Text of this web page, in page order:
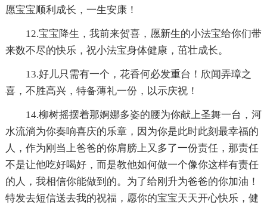
愿宝宝顺利成长，一生安康！
12.宝宝降生，我前来贺喜，愿新生的小法宝给你们带
来数不尽的快乐，祝小法宝身体健康，茁壮成长。
13.好儿只需有一个，花香何必发重台！欣闻弄璋之
喜，不胜高兴，特备薄礼一份，以示庆祝！
14.柳树摇摆着那婀娜多姿的腰为你献上圣舞一台，河
水流淌为你奏响喜庆的乐章，因为你是此时此刻最幸福的
人，作为刚当上爸爸的你肩膀上又多了一份责任，那责任
不是让他吃好喝好，而是教他如何做一个像你这样有责任
的人，我相信你能做到的。为了给刚升为爸爸的你加油！
特发去短信送去我的祝福，愿你的宝宝天天开心快乐，健